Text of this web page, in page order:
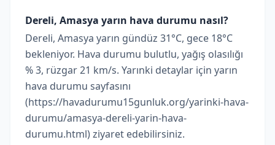
Dereli, Amasya yarın hava durumu nasıl?
Dereli, Amasya yarın gündüz 31°C, gece 18°C
bekleniyor. Hava durumu bulutlu, yağış olasılığı
% 3, rüzgar 21 km/s. Yarınki detaylar için yarın
hava durumu sayfasını
(https://havadurumu15gunluk.org/yarinki-hava-
durumu/amasya-dereli-yarin-hava-
durumu.html) ziyaret edebilirsiniz.